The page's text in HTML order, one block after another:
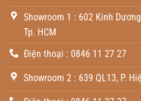
Showroom 1 : 602 Kinh
Tp. HCM
Điện thoại : 0846 11 27 27
Showroom 2 : 639 QL13, P.